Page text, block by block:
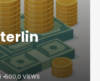
500,0 VIEWS